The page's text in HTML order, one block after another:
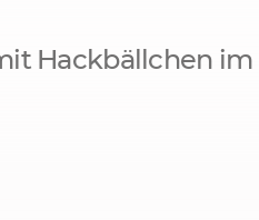
Hackbällchen im